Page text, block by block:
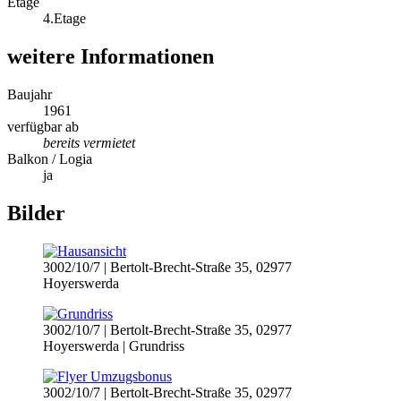
4.Etage
weitere Informationen
Baujahr
1961
verfügbar ab
bereits vermietet
Balkon / Logia
ja
Bilder
3002/10/7 | Bertolt-Brecht-Straße 35, 02977
Hoyerswerda
3002/10/7 | Bertolt-Brecht-Straße 35, 02977
Hoyerswerda | Grundriss
3002/10/7 | Bertolt-Brecht-Straße 35, 02977